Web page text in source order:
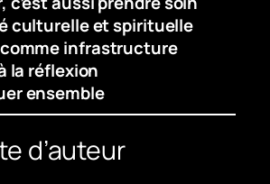
culturelle et spirituelle
comme infrastructure
la réflexion
ensemble
d’auteur